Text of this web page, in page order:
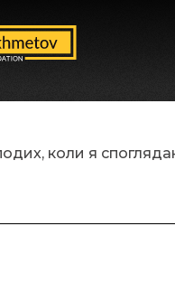
коли я